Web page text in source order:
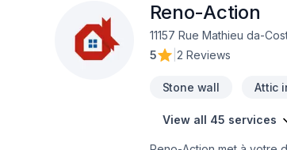
Reno-Action
11157 Rue Mathieu da-
5
2 Reviews
Stone wall Attic
View all 45 services